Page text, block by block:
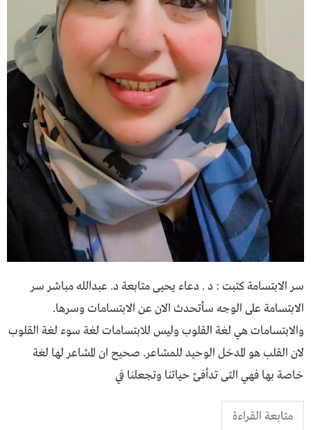
سر الابتسامة كتبت : د . دعاء يحيى متابعة د. عبدالله مباشر سر
الابتسامة على الوجه سأتحدث الان عن الابتسامات وسرها.
والابتسامات هي لغة القلوب وليس للابتسامات لغة سوء لغة القلوب
لان القلب هو المدخل الوحيد للمشاعر. صحيح ان المشاعر لها لغة
خاصة بها فهي التى تدأفئ حياتنا وتجعلنا في
متابعة القراءة